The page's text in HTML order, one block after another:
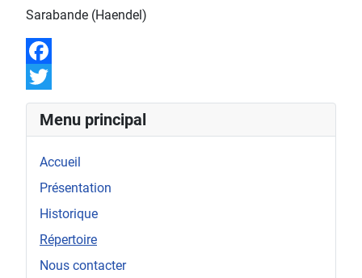
Menu principal
Accueil
Présentation
Historique
Répertoire
Nous contacter
Sarabande (Haendel)
Facebook
Twitter